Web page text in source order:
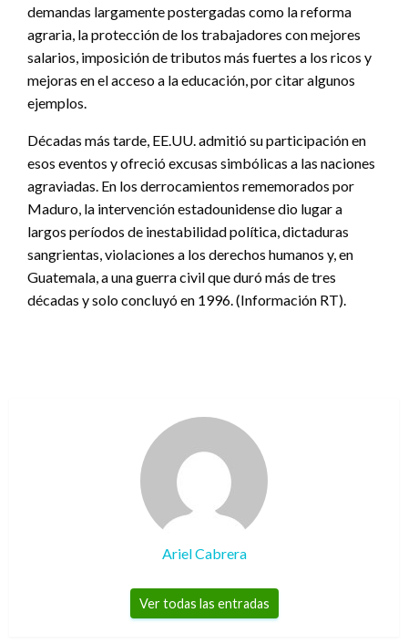
demandas largamente postergadas como la reforma
agraria, la protección de los trabajadores con mejores
salarios, imposición de tributos más fuertes a los ricos y
mejoras en el acceso a la educación, por citar algunos
ejemplos.
Décadas más tarde, EE.UU. admitió su participación en
esos eventos y ofreció excusas simbólicas a las naciones
agraviadas. En los derrocamientos rememorados por
Maduro, la intervención estadounidense dio lugar a
largos períodos de inestabilidad política, dictaduras
sangrientas, violaciones a los derechos humanos y, en
Guatemala, a una guerra civil que duró más de tres
décadas y solo concluyó en 1996. (Información RT).
Ariel Cabrera
Ver todas las entradas